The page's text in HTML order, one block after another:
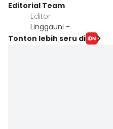
Editorial Team
Editor
Linggauni -
Tonton lebih seru di